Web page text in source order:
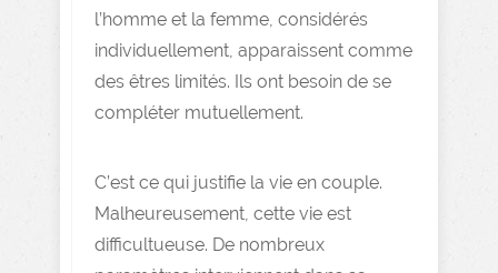
l’homme et la femme, considérés
individuellement, apparaissent comme
des êtres limités. Ils ont besoin de se
compléter mutuellement.
C’est ce qui justifie la vie en couple.
Malheureusement, cette vie est
difficultueuse. De nombreux